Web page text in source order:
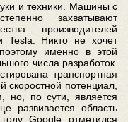
и техники. Машины с
захватывают
производителей
Tesla. Никто не хочет
именно в этой
числа разработок.
транспортная
потенциал,
но, по сути, является
развивается область
Google отметился